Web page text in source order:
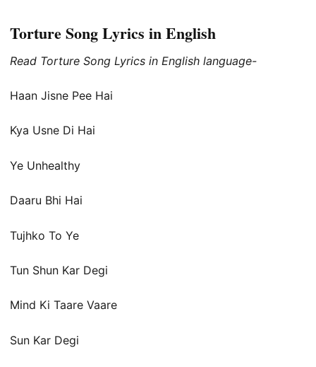
Torture Song Lyrics in English
Read Torture Song Lyrics in English language-
Haan Jisne Pee Hai
Kya Usne Di Hai
Ye Unhealthy
Daaru Bhi Hai
Tujhko To Ye
Tun Shun Kar Degi
Mind Ki Taare Vaare
Sun Kar Degi